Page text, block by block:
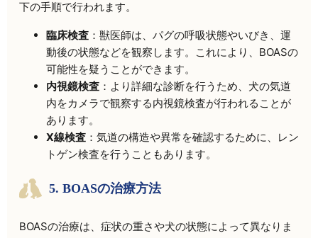
下の手順で行われます。
臨床検査：獣医師は、パグの呼吸状態やいびき、運
動後の状態などを観察します。これにより、BOASの
可能性を疑うことができます。
内視鏡検査：より詳細な診断を行うため、犬の気道
内をカメラで観察する内視鏡検査が行われることが
あります。
X線検査：気道の構造や異常を確認するために、レン
トゲン検査を行うこともあります。
5. BOASの治療方法
BOASの治療は、症状の重さや犬の状態によって異なりま